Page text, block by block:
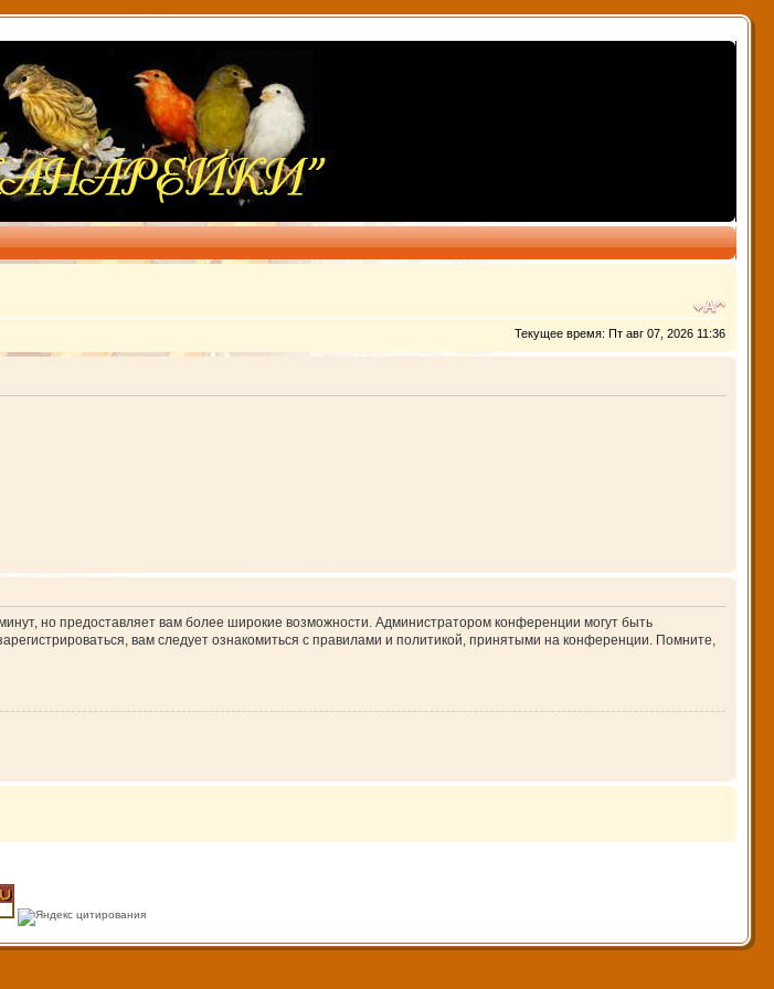
Текущее время: Пт авг 07, 2026 11:36
но предоставляет вам более широкие возможности. Администратором конференции могут быть
вам следует ознакомиться с правилами и политикой, принятыми на конференции. Помните,